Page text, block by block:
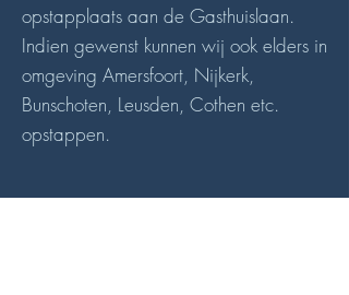
opstapplaats aan de Gasthuislaan.
Indien gewenst kunnen wij ook elders in
omgeving Amersfoort, Nijkerk,
Bunschoten, Leusden, Cothen etc.
opstappen.